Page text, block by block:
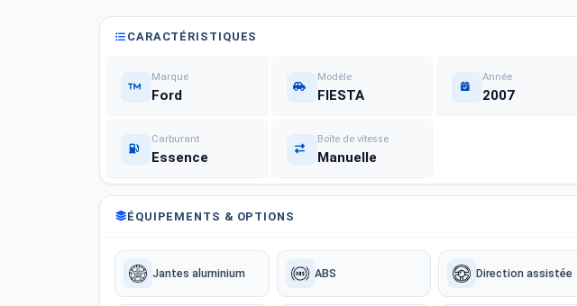
CARACTÉRISTIQUES
Marque
Ford
Modèle
FIESTA
Année
2007
Carburant
Essence
Boîte de vitesse
Manuelle
ÉQUIPEMENTS & OPTIONS
Jantes aluminium ABS Direction assistée